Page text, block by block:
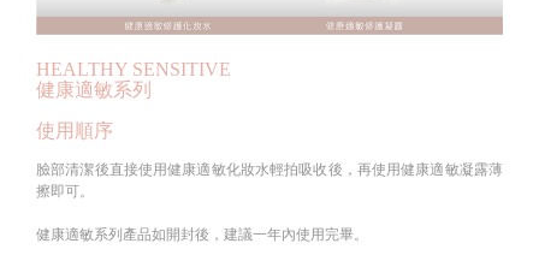
HEALTHY SENSITIVE
健康適敏系列
使用順序
臉部清潔後直接使用健康適敏化妝水輕拍吸收後，再使用健康適敏凝露薄
擦即可。
健康適敏系列產品如開封後，建議一年內使用完畢。